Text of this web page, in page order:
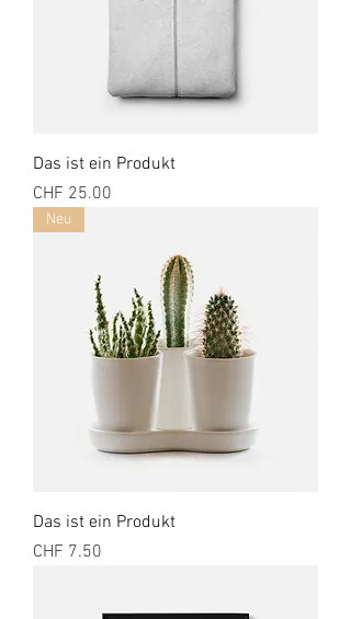
Das ist ein Produkt
Preis
CHF 25.00
Neu
Das ist ein Produkt
Preis
CHF 7.50